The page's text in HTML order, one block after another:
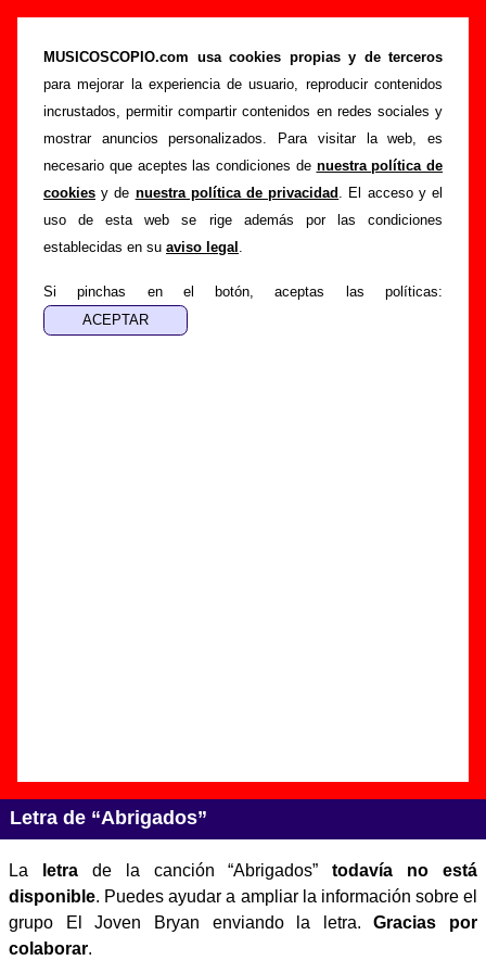
MUSICOSCOPIO.com usa cookies propias y de terceros
para mejorar la experiencia de usuario, reproducir contenidos
incrustados, permitir compartir contenidos en redes sociales y
mostrar anuncios personalizados. Para visitar la web, es
necesario que aceptes las condiciones de nuestra política de
cookies y de nuestra política de privacidad . El acceso y el
uso de esta web se rige además por las condiciones
establecidas en su aviso legal .
Si pinchas en el botón, aceptas las políticas:
“Abrigados”, canción de El Joven Bryan
(Letra e información)
Portada >El Joven Bryan > Canciones >Abrigados
Esta página pretende recopilar todo tipo de información
sobre lacanción "Abrigados" interpretada porEl Joven
Bryan. Además de su letra, también aparecerá información
sobre el autor o los autores, sobre los discos en los que está
incluido este tema, sobre la grabación del mismo, sobre
tienes información adicional, puedes ayudar acompletar
esta información.
Letra de “Abrigados”
La letrade la canción “Abrigados”todavía no está
disponible. Puedes ayudar a ampliar la información sobre el
grupo El Joven Bryan enviando la letra.Gracias por
colaborar.